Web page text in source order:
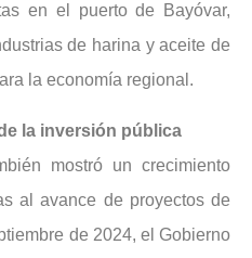
en el puerto de Bayóvar,
de harina y aceite de
la economía regional.
la inversión pública
mostró un crecimiento
al avance de proyectos de
de 2024, el Gobierno